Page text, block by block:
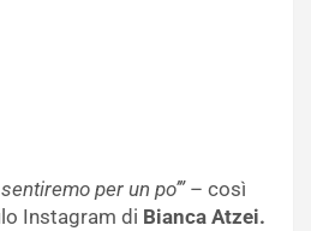
per un po’”– così
Instagram di Bianca Atzei.